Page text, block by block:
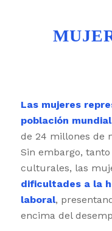
Las mujeres
población mundial
de 24 millones de
Sin embargo,
culturales, las
dificultades a la
laboral,
encima del